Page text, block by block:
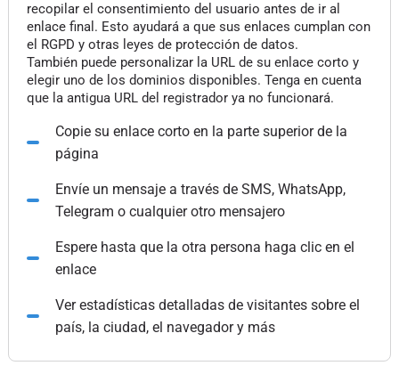
recopilar el consentimiento del usuario antes de ir al
enlace final. Esto ayudará a que sus enlaces cumplan con
el RGPD y otras leyes de protección de datos.
También puede personalizar la URL de su enlace corto y
elegir uno de los dominios disponibles. Tenga en cuenta
que la antigua URL del registrador ya no funcionará.
Copie su enlace corto en la parte superior de la
página
Envíe un mensaje a través de SMS, WhatsApp,
Telegram o cualquier otro mensajero
Espere hasta que la otra persona haga clic en el
enlace
Ver estadísticas detalladas de visitantes sobre el
país, la ciudad, el navegador y más